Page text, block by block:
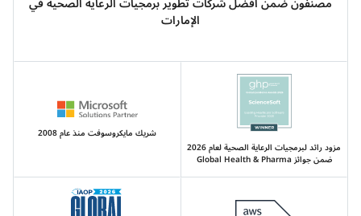
الإمارات
مزود رائد لبرمجيات الرعاية الصحية لعام 2026
ضمن جوائز Global Health & Pharma
شريك مايكروسوفت منذ عام 2008